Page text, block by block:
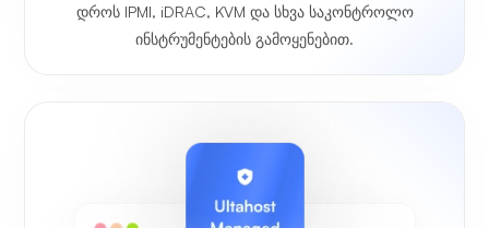
დროს IPMI, iDRAC, KVM და სხვა საკონტროლო
ინსტრუმენტების გამოყენებით.